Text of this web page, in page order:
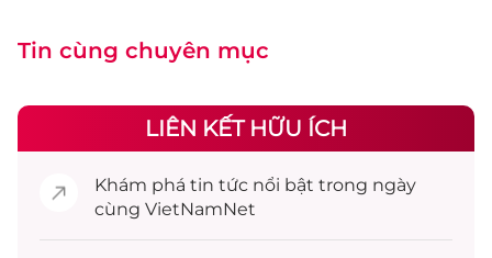
Tin cùng chuyên mục
LIÊN KẾT HỮU ÍCH
Khám phá tin tức nổi bật trong ngày
cùng VietNamNet